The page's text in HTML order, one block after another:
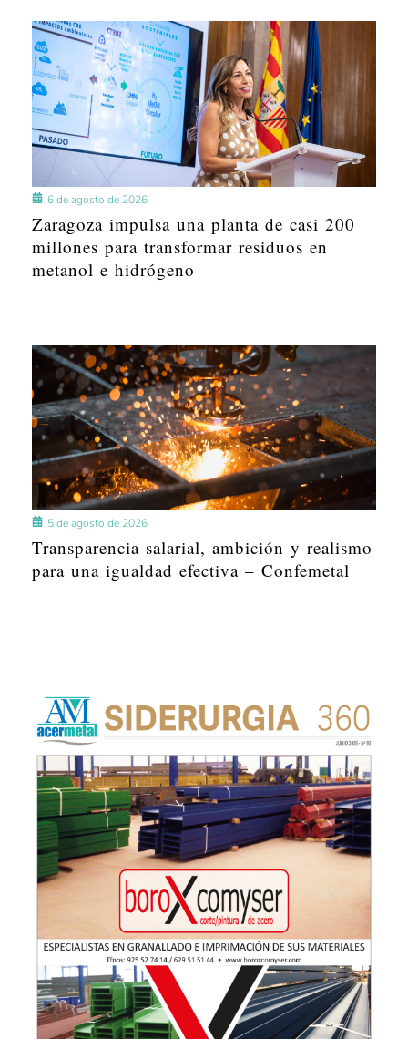
6 de agosto de 2026
Zaragoza impulsa una planta de casi 200
millones para transformar residuos en
metanol e hidrógeno
5 de agosto de 2026
Transparencia salarial, ambición y realismo
para una igualdad efectiva – Confemetal